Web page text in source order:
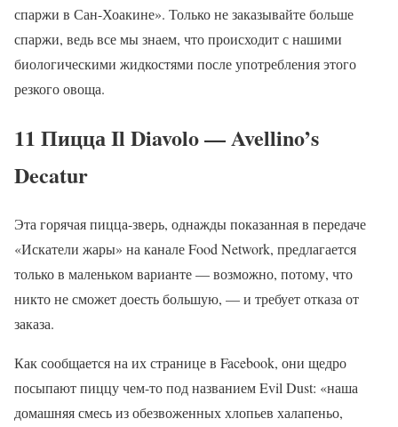
спаржи в Сан-Хоакине». Только не заказывайте больше
спаржи, ведь все мы знаем, что происходит с нашими
биологическими жидкостями после употребления этого
резкого овоща.
11 Пицца Il Diavolo — Avellino’s
Decatur
Эта горячая пицца-зверь, однажды показанная в передаче
«Искатели жары» на канале Food Network, предлагается
только в маленьком варианте — возможно, потому, что
никто не сможет доесть большую, — и требует отказа от
заказа.
Как сообщается на их странице в Facebook, они щедро
посыпают пиццу чем-то под названием Evil Dust: «наша
домашняя смесь из обезвоженных хлопьев халапеньо,